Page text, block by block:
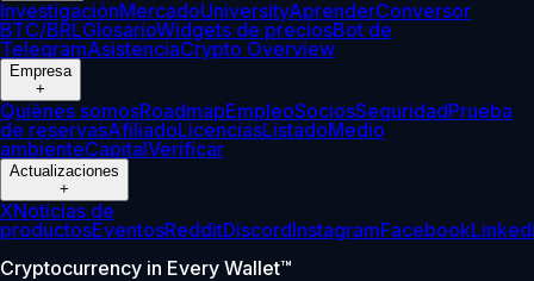
InvestigaciónMercadoUniversityAprenderConversor
BTC/BRLGlosarioWidgets de preciosBot de
TelegramAsistenciaCrypto Overview
Empresa
+
Quiénes somosRoadmapEmpleoSociosSeguridadPrueba
de reservasAfiliadoLicenciasListadoMedio
ambienteCapitalVerificar
Actualizaciones
+
XNoticias de
productosEventosRedditDiscordInstagramFacebook
Cryptocurrency in Every Wallet™